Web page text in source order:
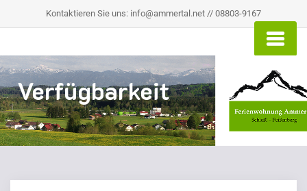
Kontaktieren Sie uns: info@ammertal.net // 08803-9167
Verfügbarkeit